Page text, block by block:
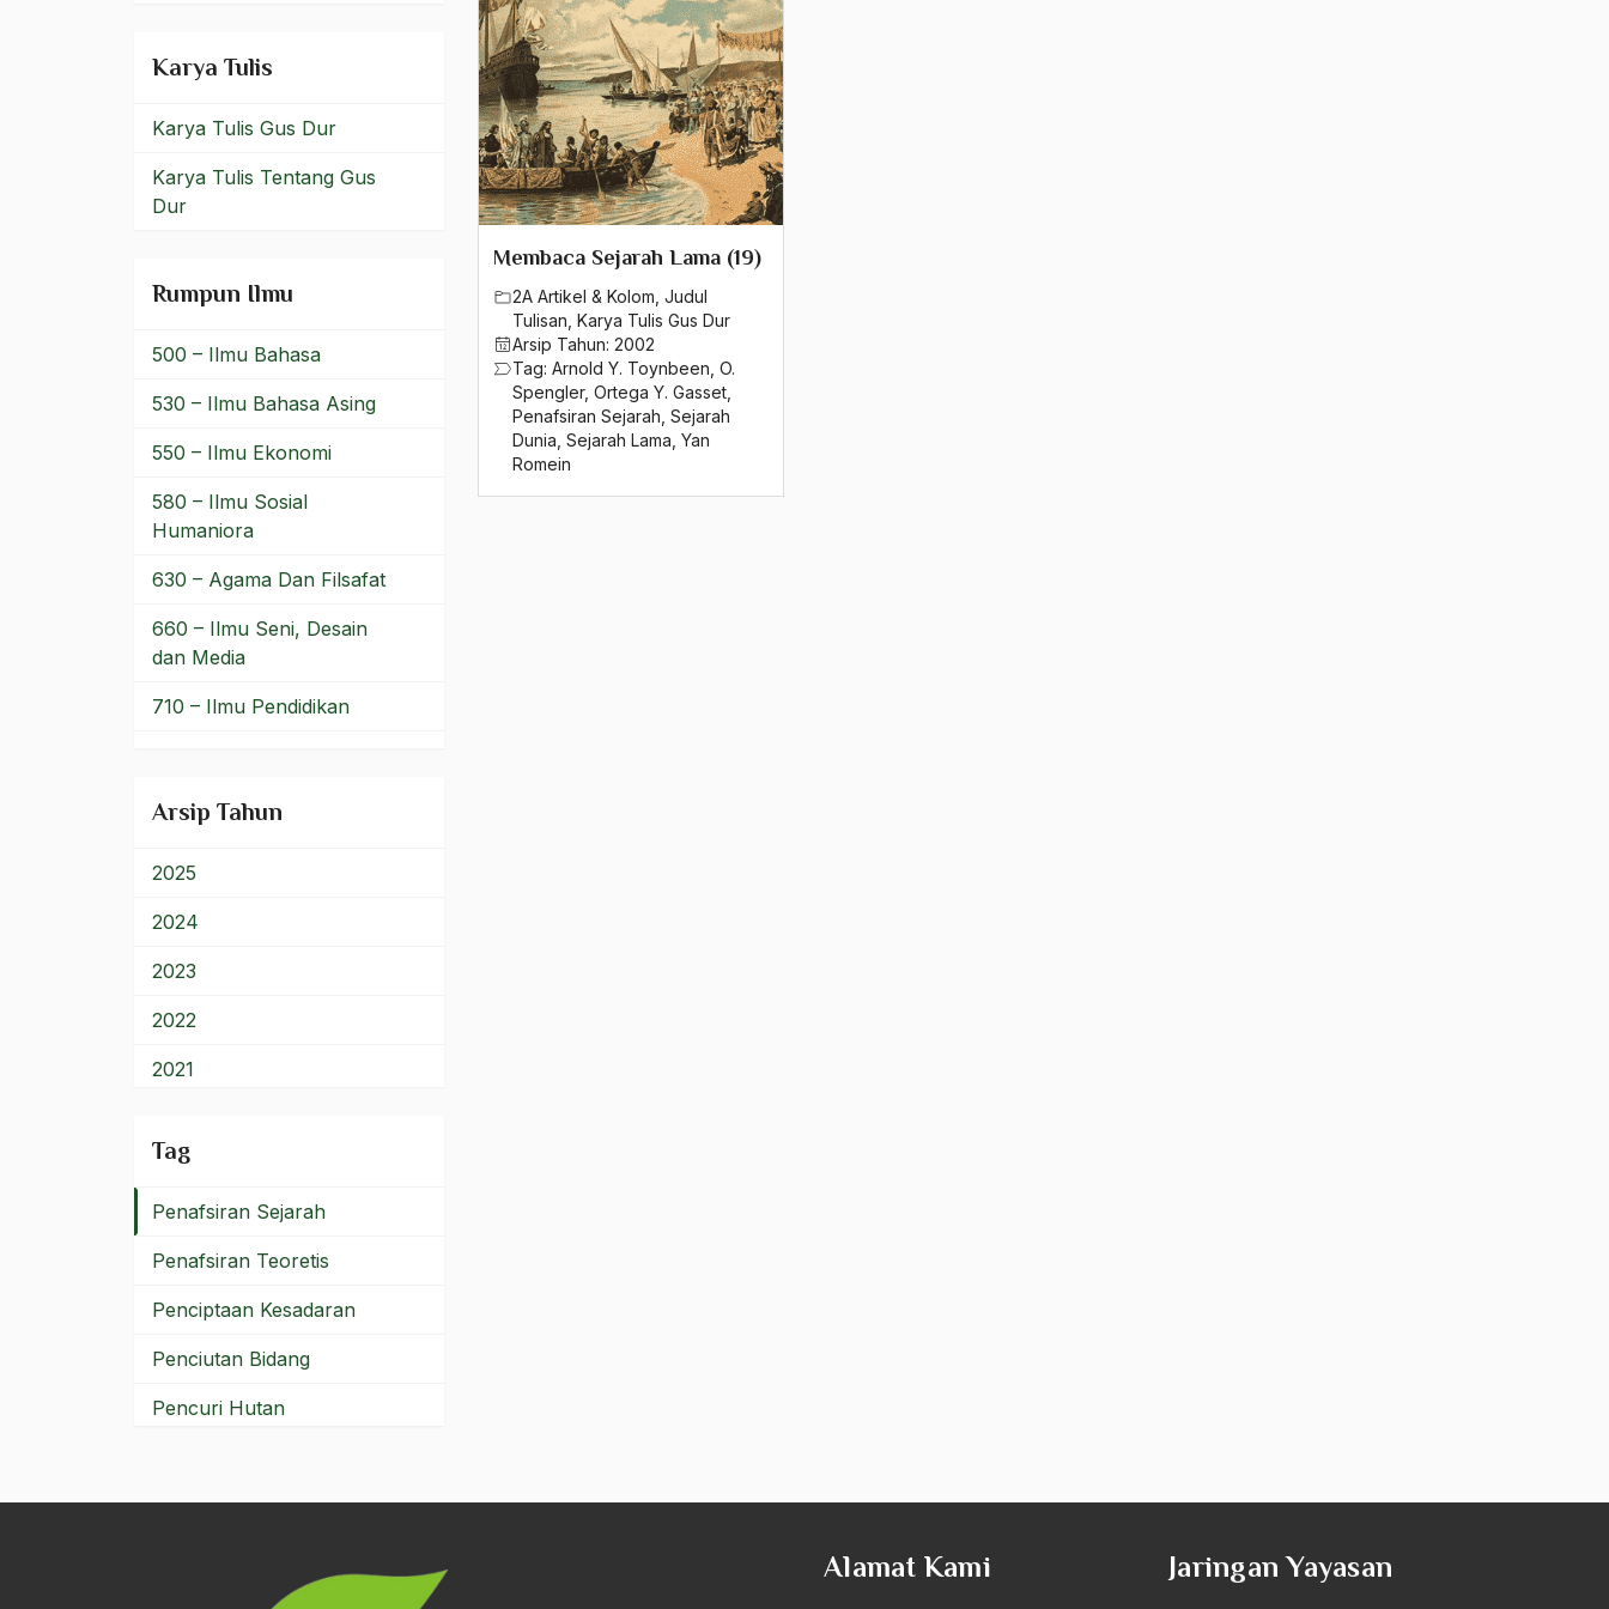
Membaca Sejarah Lama (19)
2A Artikel & Kolom Judul
Tulisan Karya Tulis Gus Dur
Arsip Tahun: 2002
Tag: Arnold Y. Toynbeen O.
Spengler, Ortega Y. Gasset
Penafsiran Sejarah Sejarah
Dunia Sejarah Lama Yan
Romein
Karya Tulis
Karya Tulis Gus Dur
Karya Tulis Tentang Gus
Dur
Rumpun Ilmu
500 – Ilmu Bahasa
530 – Ilmu Bahasa Asing
550 – Ilmu Ekonomi
580 – Ilmu Sosial
Humaniora
630 – Agama Dan Filsafat
660 – Ilmu Seni, Desain
dan Media
710 – Ilmu Pendidikan
Arsip Tahun
2025
2024
2023
2022
2021
2019
2018
2017
2016
2015
2014
Tag
Pemerintahan Orde Baru
Pemerintahan yang Adil
Pemikir Islam
Pemikiran Gus dur
pemilihan presiden
Pemilihan Umum
pemilu
Pemilu 1992
Pemilu 1999
pemilu india
Pemilu1997
Pemimpin
Pemimpin India
Pemimpin Islam
Pemimpin NU
penafsiran
Penafsiran Sejarah
Penafsiran Teoretis
Penciptaan Kesadaran
Penciutan Bidang
Pencuri Hutan
pendawa baru
Pendekatan Budaya
Alamat Kami Jaringan Yayasan